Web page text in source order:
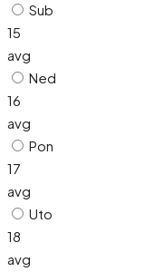
Sub
15
avg
Ned
16
avg
Pon
17
avg
Uto
18
avg